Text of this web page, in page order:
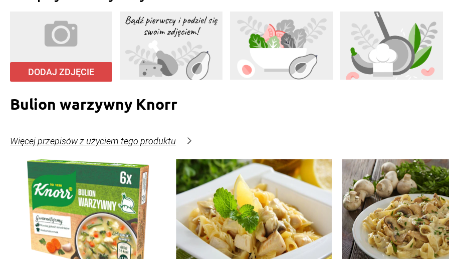
DODAJ ZDJĘCIE
Bulion warzywny Knorr
Więcej przepisów z użyciem tego produktu